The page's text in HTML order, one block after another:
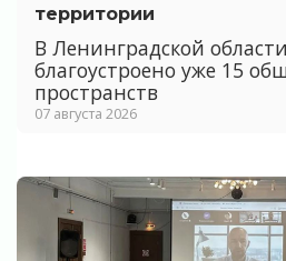
территории
В Ленинградской
благоустроено уже 15
пространств
07 августа 2026